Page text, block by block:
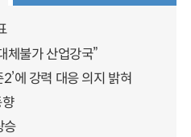
체불가 산업강국”
에 강력 대응 의지 밝혀
승